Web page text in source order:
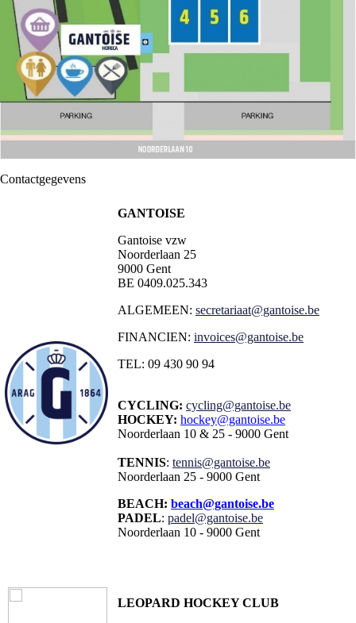
Contactgegevens
GANTOISE
Gantoise vzw
Noorderlaan 25
9000 Gent
BE 0409.025.343
ALGEMEEN: secretariaat@gantoise.be
FINANCIEN: invoices@gantoise.be
TEL: 09 430 90 94
CYCLING: cycling@gantoise.be
HOCKEY: hockey@gantoise.be
Noorderlaan 10 & 25 - 9000 Gent
TENNIS: tennis@gantoise.be
Noorderlaan 25 - 9000 Gent
BEACH: beach@gantoise.be
PADEL: padel@gantoise.be
Noorderlaan 10 - 9000 Gent
LEOPARD HOCKEY CLUB